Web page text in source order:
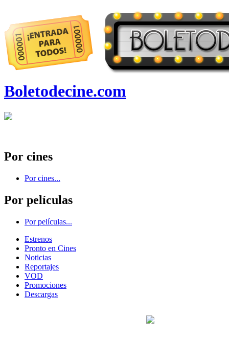
Boletodecine.com
Por cines
Por cines...
Por películas
Por películas...
Estrenos
Pronto en Cines
Noticias
Reportajes
VOD
Promociones
Descargas